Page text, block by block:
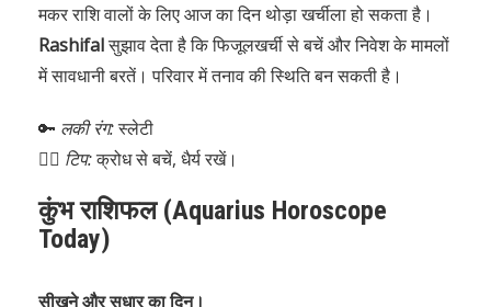
मकर राशि वालों के लिए आज का दिन थोड़ा खर्चीला हो सकता है।
Rashifalसुझाव देता है कि फिजूलखर्ची से बचें और निवेश के मामलों
में सावधानी बरतें। परिवार में तनाव की स्थिति बन सकती है।
🔑 लकी रंग:स्लेटी
🧘‍♀️ टिप:क्रोध से बचें, धैर्य रखें।
कुंभ राशिफल (Aquarius Horoscope
Today)
सीखने और सुधार का दिन।